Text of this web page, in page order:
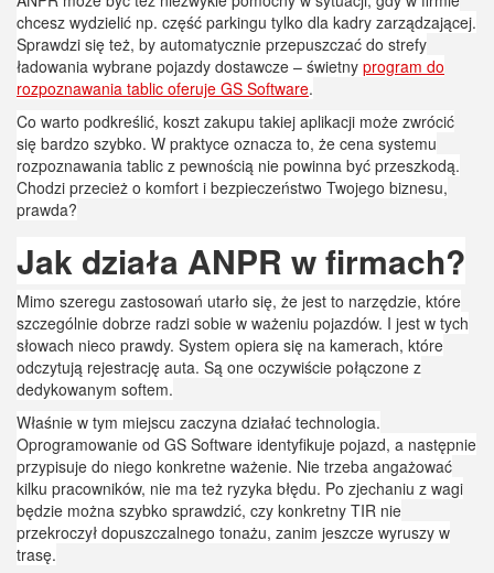
chcesz wydzielić np. część parkingu tylko dla kadry zarządzającej.
Sprawdzi się też, by automatycznie przepuszczać do strefy
ładowania wybrane pojazdy dostawcze – świetny program do
rozpoznawania tablic oferuje GS Software.
Co warto podkreślić, koszt zakupu takiej aplikacji może zwrócić
się bardzo szybko. W praktyce oznacza to, że cena systemu
rozpoznawania tablic z pewnością nie powinna być przeszkodą.
Chodzi przecież o komfort i bezpieczeństwo Twojego biznesu,
prawda?
Jak działa ANPR w firmach?
Mimo szeregu zastosowań utarło się, że jest to narzędzie, które
szczególnie dobrze radzi sobie w ważeniu pojazdów. I jest w tych
słowach nieco prawdy. System opiera się na kamerach, które
odczytują rejestrację auta. Są one oczywiście połączone z
dedykowanym softem.
Właśnie w tym miejscu zaczyna działać technologia.
Oprogramowanie od GS Software identyfikuje pojazd, a następnie
przypisuje do niego konkretne ważenie. Nie trzeba angażować
kilku pracowników, nie ma też ryzyka błędu. Po zjechaniu z wagi
będzie można szybko sprawdzić, czy konkretny TIR nie
przekroczył dopuszczalnego tonażu, zanim jeszcze wyruszy w
trasę.